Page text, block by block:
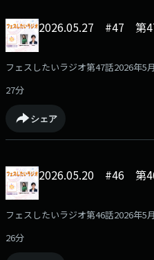
2026.05.27 #47 第
フェスしたいラジオ第47話2026年5
27分
シェア
2026.05.20 #46 第
フェスしたいラジオ第46話2026年5
26分